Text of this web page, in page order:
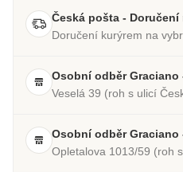
Česká pošta - Doručení
Doručení kurýrem na
Osobní odběr Graciano
Veselá 39 (roh s ulicí
Osobní odběr Graciano
Opletalova 1013/59 (roh